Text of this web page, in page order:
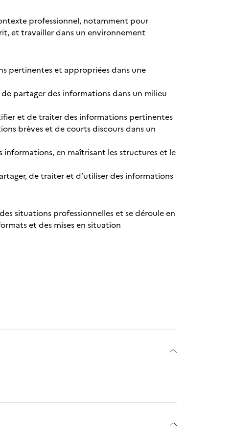
professionnel, notamment pour
et travailler dans un environnement
pertinentes et appropriées dans une
partager des informations dans un milieu
et de traiter des informations pertinentes
brèves et de courts discours dans un
informations, en maîtrisant les structures et le
de traiter et d’utiliser des informations
situations professionnelles et se déroule en
et des mises en situation